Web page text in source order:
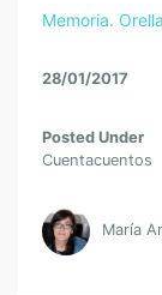
Memoria.
28/01/2017
Posted Under
Cuentacuentos
María